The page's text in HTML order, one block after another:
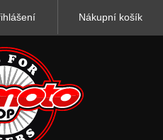
Nákupní košík